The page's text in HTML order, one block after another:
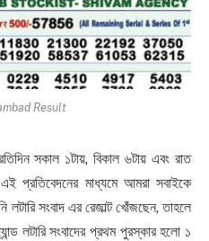
Result
সকাল ১টায়, বিকাল ৬টায় এবং রাত
প্রতিবেদনের মাধ্যমে আমরা সবাইকে
লটারি সংবাদ এর রেজাল্ট খোঁজছেন, তাহলে
লটারি সংবাদের প্রথম পুরস্কার হলো ১